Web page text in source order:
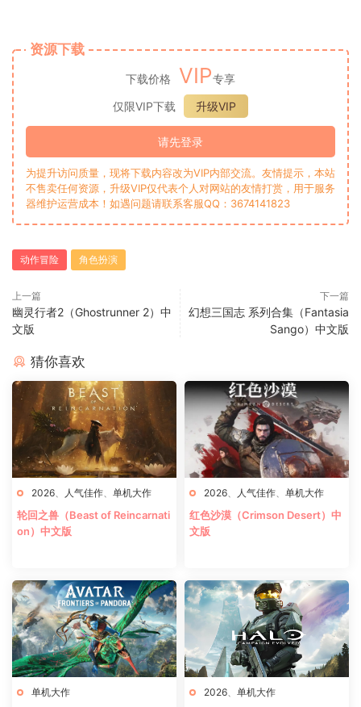
资源下载
下载价格 VIP专享
仅限VIP下载
升级VIP
请先登录
为提升访问质量，现将下载内容改为VIP内部交流。友情提示，本站
不售卖任何资源，升级VIP仅代表个人对网站的友情打赏，用于服务
器维护运营成本！如遇问题请联系客服QQ：3674141823
动作冒险 角色扮演
上一篇
幽灵行者2（Ghostrunner 2）中
文版
下一篇
幻想三国志 系列合集（Fantasia
Sango）中文版
猜你喜欢
2026、 人气佳作、 单机大作
轮回之兽（Beast of Reincarnati
on）中文版
2026、 人气佳作、 单机大作
红色沙漠（Crimson Desert）中
文版
单机大作 2026、 单机大作